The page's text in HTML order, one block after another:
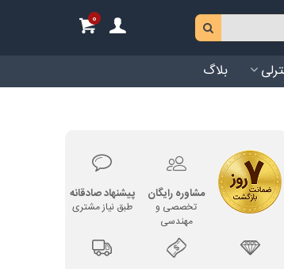
0
بلاگ
مشاوره رایگان
تخصصی و
مهندسی
پیشنهاد صادقانه
طبق نیاز مشتری